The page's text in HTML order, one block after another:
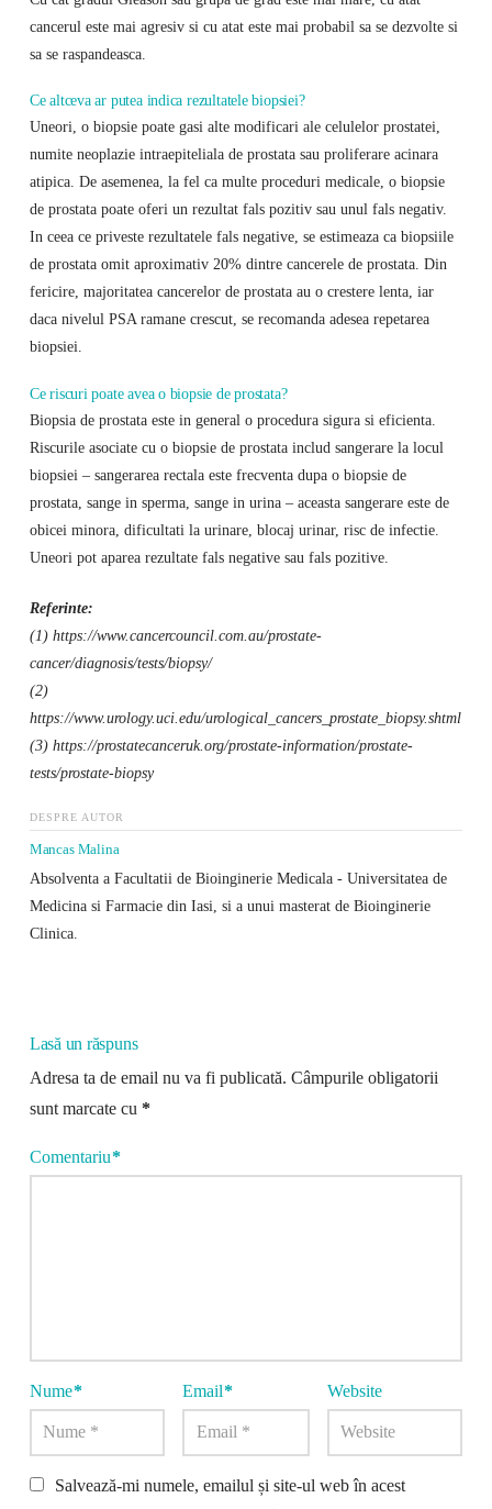
cancerul este mai agresiv si cu atat este mai probabil sa se dezvolte si
sa se raspandeasca.
Ce altceva ar putea indica rezultatele biopsiei?
Uneori, o biopsie poate gasi alte modificari ale celulelor prostatei,
numite neoplazie intraepiteliala de prostata sau proliferare acinara
atipica. De asemenea, la fel ca multe proceduri medicale, o biopsie
de prostata poate oferi un rezultat fals pozitiv sau unul fals negativ.
In ceea ce priveste rezultatele fals negative, se estimeaza ca biopsiile
de prostata omit aproximativ 20% dintre cancerele de prostata. Din
fericire, majoritatea cancerelor de prostata au o crestere lenta, iar
daca nivelul PSA ramane crescut, se recomanda adesea repetarea
biopsiei.
Ce riscuri poate avea o biopsie de prostata?
Biopsia de prostata este in general o procedura sigura si eficienta.
Riscurile asociate cu o biopsie de prostata includ sangerare la locul
biopsiei – sangerarea rectala este frecventa dupa o biopsie de
prostata, sange in sperma, sange in urina – aceasta sangerare este de
obicei minora, dificultati la urinare, blocaj urinar, risc de infectie.
Uneori pot aparea rezultate fals negative sau fals pozitive.
Referinte:
(1) https://www.cancercouncil.com.au/prostate-
cancer/diagnosis/tests/biopsy/
(2)
https://www.urology.uci.edu/urological_cancers_prostate_biopsy.shtml
(3) https://prostatecanceruk.org/prostate-information/prostate-
tests/prostate-biopsy
DESPRE AUTOR
Mancas Malina
Absolventa a Facultatii de Bioinginerie Medicala - Universitatea de
Medicina si Farmacie din Iasi, si a unui masterat de Bioinginerie
Clinica.
Lasă un răspuns
Adresa ta de email nu va fi publicată. Câmpurile obligatorii
sunt marcate cu *
Comentariu*
Nume* Email* Website
Salvează-mi numele, emailul și site-ul web în acest